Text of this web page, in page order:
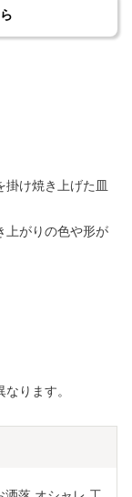
掛け焼き上げた皿
がりの色や形が
ります。